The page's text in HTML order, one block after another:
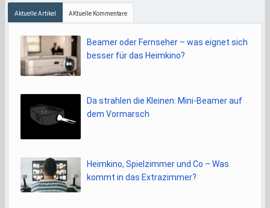
Aktuelle Artikel AKtuelle Kommentare
Beamer oder Fernseher – was eignet sich
besser für das Heimkino?
Da strahlen die Kleinen: Mini-Beamer auf
dem Vormarsch
Heimkino, Spielzimmer und Co – Was
kommt in das Extrazimmer?